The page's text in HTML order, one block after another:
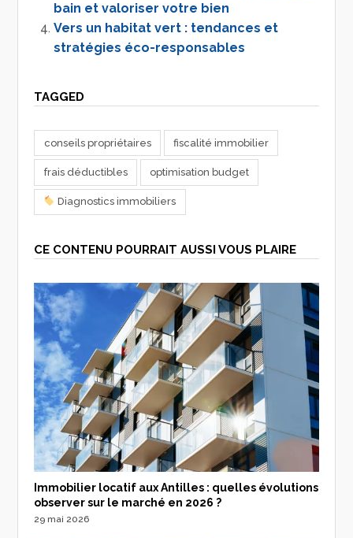
bain et valoriser votre bien
Vers un habitat vert : tendances et
stratégies éco-responsables
TAGGED
conseils propriétaires fiscalité immobilier
frais déductibles optimisation budget
Diagnostics immobiliers
CE CONTENU POURRAIT AUSSI VOUS PLAIRE
Immobilier locatif aux Antilles : quelles évolutions
observer sur le marché en 2026 ?
29 mai 2026